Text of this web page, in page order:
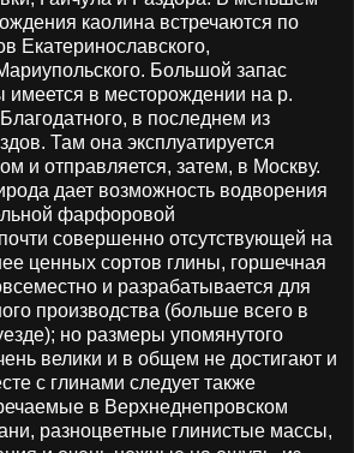
каолина встречаются по
Екатеринославского,
Большой запас
в месторождении на р.
в последнем из
Там она эксплуатируется
и отправляется, затем, в Москву.
дает возможность водворения
фарфоровой
совершенно отсутствующей на
ценных сортов глины, горшечная
и разрабатывается для
производства (больше всего в
но размеры упомянутого
велики и в общем не достигают и
с глинами следует также
в Верхнеднепровском
разноцветные глинистые массы,